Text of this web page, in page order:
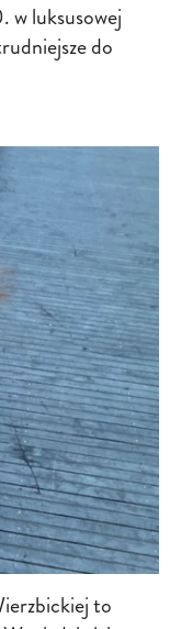
w luksusowej
do
to